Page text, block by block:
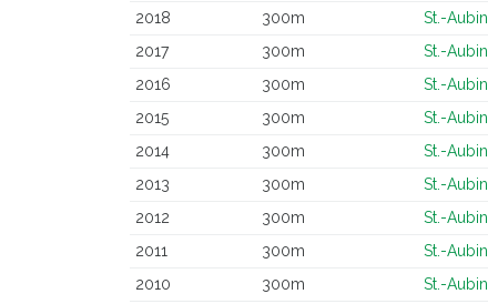
2018 300m St.-Aubin
2017 300m St.-Aubin
2016 300m St.-Aubin
2015 300m St.-Aubin
2014 300m St.-Aubin
2013 300m St.-Aubin
2012 300m St.-Aubin
2011 300m St.-Aubin
2010 300m St.-Aubin